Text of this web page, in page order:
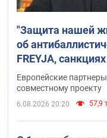
"Защита нашей
об
FREYJA,
поддержке
Европейские
совместному проекту
6.08.2026 20:20 57,9